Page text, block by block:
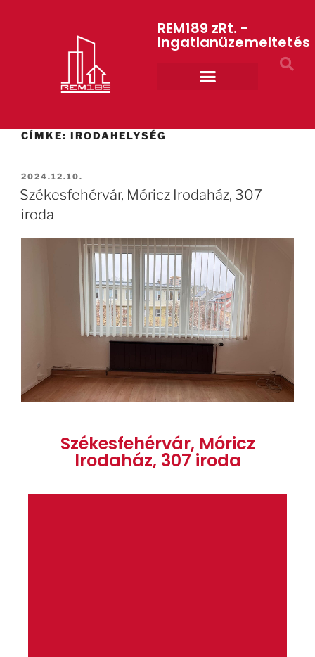
REM189 zRt. -
Ingatlanüzemeltetés
CÍMKE: IRODAHELYSÉG
2024.12.10.
Székesfehérvár, Móricz Irodaház, 307
iroda
Székesfehérvár, Móricz
Irodaház, 307 iroda